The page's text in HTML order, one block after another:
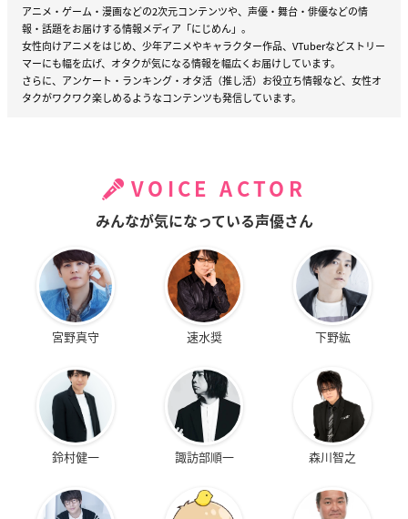
アニメ・ゲーム・漫画などの2次元コンテンツや、声優・舞台・俳優などの情
報・話題をお届けする情報メディア「にじめん」。
女性向けアニメをはじめ、少年アニメやキャラクター作品、VTuberなどストリー
マーにも幅を広げ、オタクが気になる情報を幅広くお届けしています。
さらに、アンケート・ランキング・オタ活（推し活）お役立ち情報など、女性オ
タクがワクワク楽しめるようなコンテンツも発信しています。
VOICE ACTOR
みんなが気になっている声優さん
宮野真守 速水奨 下野紘
鈴村健一 諏訪部順一 森川智之